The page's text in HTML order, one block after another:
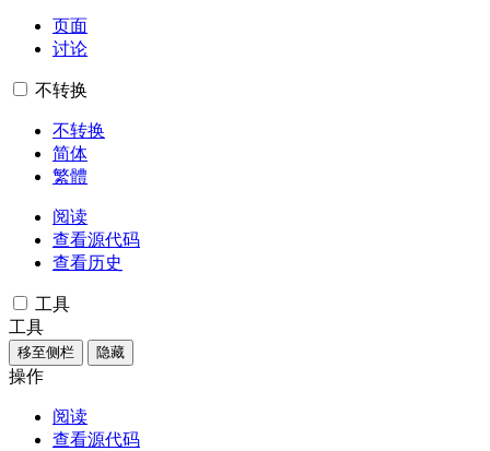
页面
讨论
不转换
不转换
简体
繁體
阅读
查看源代码
查看历史
工具
工具
移至侧栏 隐藏
操作
阅读
查看源代码